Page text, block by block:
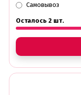
Самовывоз
Осталось 2 шт.